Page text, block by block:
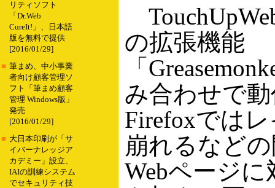
リティソフト
「Dr.Web
CureIt!」、日本語
版を無料で提供
[2016/01/29]
■ 筆まめ、中小事業
者向け顧客管理ソ
フト「筆まめ顧客
管理 Windows版」
発売
[2016/01/29]
■ 大日本印刷が「サ
イバーナレッジア
カデミー」設立、
IAIの訓練システム
でセキュリティ技
の拡張機能
「
み合わせで
Firefoxでは
崩れるなど
Webページ